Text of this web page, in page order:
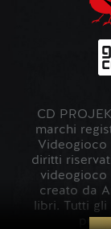
CD
marchi
Videogioco
diritti
videogioco
creato da
libri. Tutti